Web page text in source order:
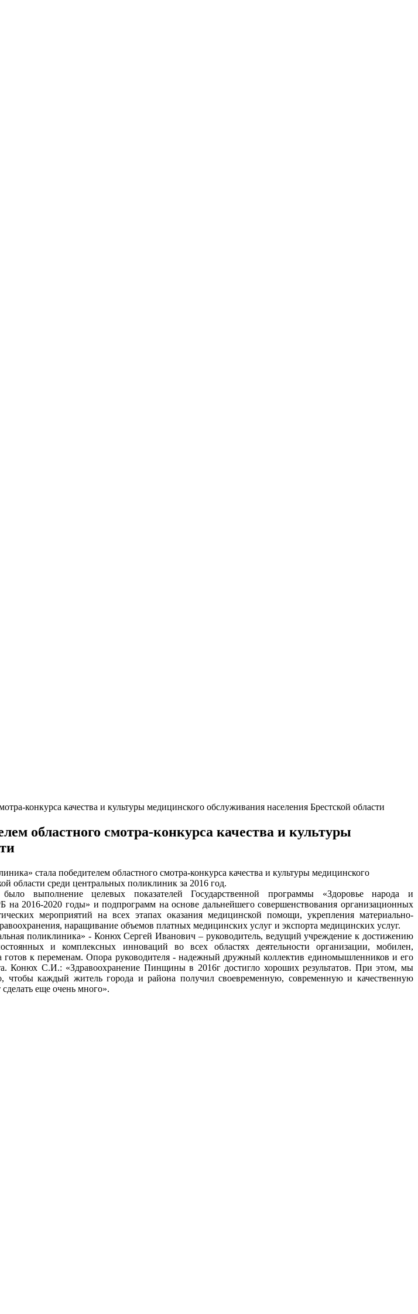
конкурса качества и культуры медицинского обслуживания населения Брестской области
областного смотра-конкурса качества и культуры
стала победителем областного смотра-конкурса качества и культуры медицинского
области среди центральных поликлиник за 2016 год.
выполнение целевых показателей Государственной программы «Здоровье народа и
на 2016-2020 годы» и подпрограмм на основе дальнейшего совершенствования организационных
мероприятий на всех этапах оказания медицинской помощи, укрепления материально-
наращивание объемов платных медицинских услуг и экспорта медицинских услуг.
поликлиника» - Конюх Сергей Иванович – руководитель, ведущий учреждение к достижению
и комплексных инноваций во всех областях деятельности организации, мобилен,
готов к переменам. Опора руководителя - надежный дружный коллектив единомышленников и его
Конюх С.И.: «Здравоохранение Пинщины в 2016г достигло хороших результатов. При этом, мы
чтобы каждый житель города и района получил своевременную, современную и качественную
еще очень много».